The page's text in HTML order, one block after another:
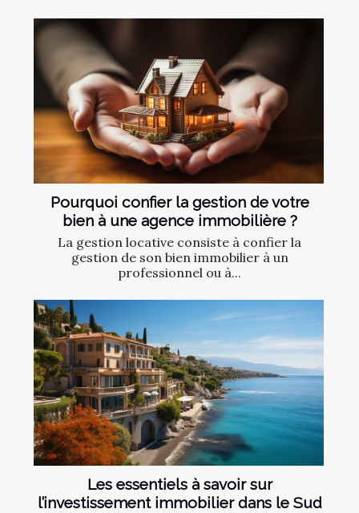
Pourquoi confier la gestion de votre
bien à une agence immobilière ?
La gestion locative consiste à confier la
gestion de son bien immobilier à un
professionnel ou à...
Les essentiels à savoir sur
l’investissement immobilier dans le Sud